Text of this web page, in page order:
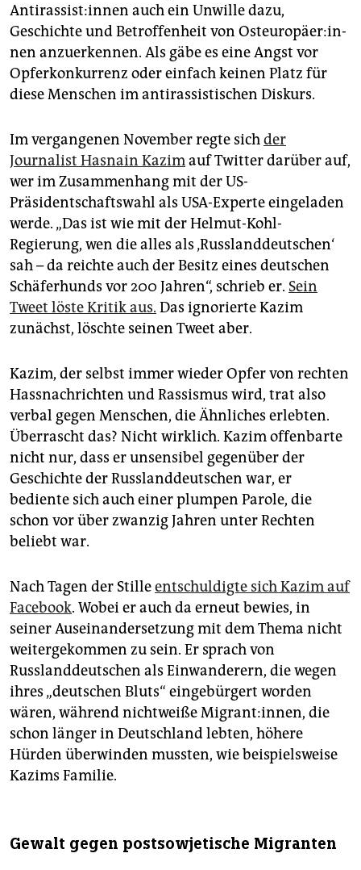
An­ti­ras­sis­t:in­nen auch ein Unwille dazu,
Geschichte und Betroffenheit von Ost­eu­ro­päe­r:in­
nen anzuerkennen. Als gäbe es eine Angst vor
Opferkonkurrenz oder einfach keinen Platz für
diese Menschen im antirassistischen Diskurs.
Im vergangenen November regte sichder
Journalist Hasnain Kazimauf Twitter darüber auf,
wer im Zusammenhang mit der US-
Präsidentschaftswahl als USA-Experte eingeladen
werde. „Das ist wie mit der Helmut-Kohl-
Regierung, wen die alles als ‚Russlanddeutschen‘
sah – da reichte auch der Besitz eines deutschen
Schäferhunds vor 200 Jahren“, schrieb er. Sein
Tweet löste Kritik aus. Das ignorierte Kazim
zunächst, löschte seinen Tweet aber.
Kazim, der selbst immer wieder Opfer von rechten
Hassnachrichten und Rassismus wird, trat also
verbal gegen Menschen, die Ähnliches erlebten.
Überrascht das? Nicht wirklich. Kazim offenbarte
nicht nur, dass er unsensibel gegenüber der
Geschichte der Russlanddeutschen war, er
bediente sich auch einer plumpen Parole, die
schon vor über zwanzig Jahren unter Rechten
beliebt war.
Nach Tagen der Stilleentschuldigte sich Kazim auf
Facebook. Wobei er auch da erneut bewies, in
seiner Auseinandersetzung mit dem Thema nicht
weitergekommen zu sein. Er sprach von
Russlanddeutschen als Einwanderern, die wegen
ihres „deutschen Bluts“ eingebürgert worden
wären, während nichtweiße Migrant:innen, die
schon länger in Deutschland lebten, höhere
Hürden überwinden mussten, wie beispielsweise
Kazims Familie.
Gewalt gegen postsowjetische Migranten